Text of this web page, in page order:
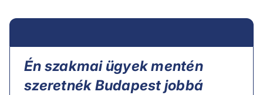
Én szakmai ügyek mentén
szeretnék Budapest jobbá